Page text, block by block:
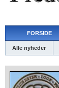
FORSIDE
Alle nyheder